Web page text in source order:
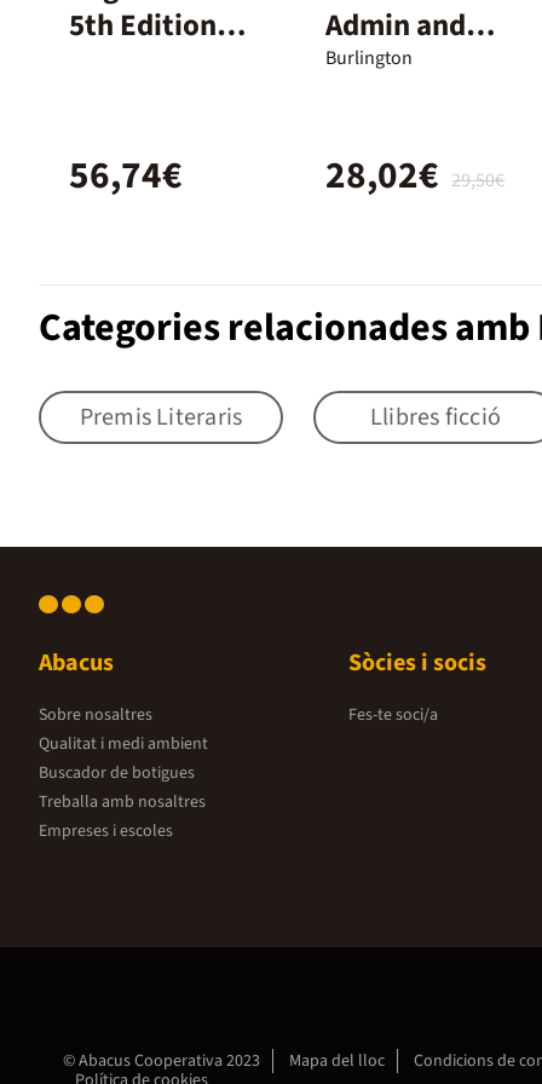
5th Edition
digital
56,74€
Admin and
Finance SB
Burlington
29,50€
28,02€
Categories relacionades
Premis Literaris Llibres ficció
Abacus
Sobre nosaltres
Qualitat i medi ambient
Buscador de botigues
Treballa amb nosaltres
Empreses i escoles
Sòcies i socis
Fes-te soci/a
© Abacus Cooperativa 2023 Mapa del lloc Condicions de